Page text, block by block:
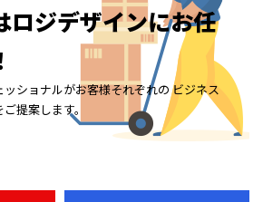
ロジデザインにお任
ショナルがお客様それぞれの ビジネス
提案します。